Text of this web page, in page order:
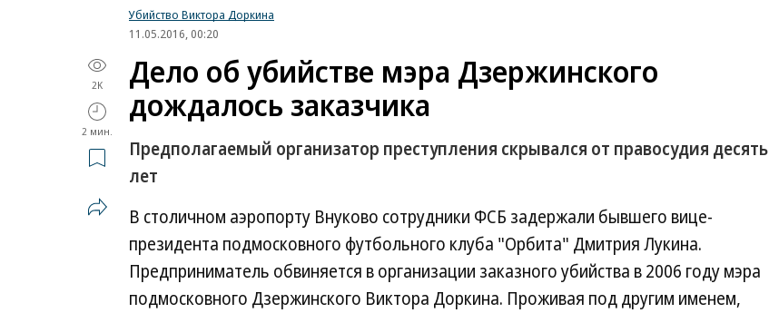
Убийство Виктора Доркина
11.05.2016, 00:20
2K
2 мин.
Дело об убийстве мэра Дзержинского
дождалось заказчика
Предполагаемый организатор преступления скрывался от правосудия десять
лет
В столичном аэропорту Внуково сотрудники ФСБ задержали бывшего вице-
президента подмосковного футбольного клуба "Орбита" Дмитрия Лукина.
Предприниматель обвиняется в организации заказного убийства в 2006 году мэра
подмосковного Дзержинского Виктора Доркина. Проживая под другим именем,